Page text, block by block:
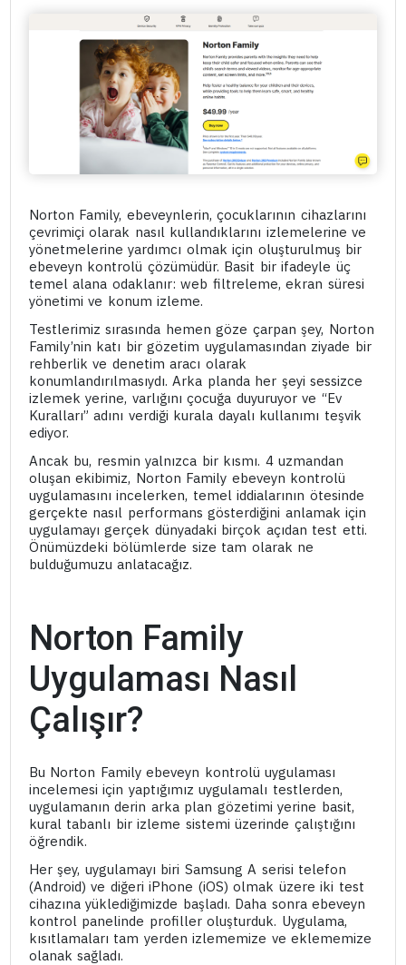
Norton Family, ebeveynlerin, çocuklarının cihazlarını
çevrimiçi olarak nasıl kullandıklarını izlemelerine ve
yönetmelerine yardımcı olmak için oluşturulmuş bir
ebeveyn kontrolü çözümüdür. Basit bir ifadeyle üç
temel alana odaklanır: web filtreleme, ekran süresi
yönetimi ve konum izleme.
Testlerimiz sırasında hemen göze çarpan şey, Norton
Family’nin katı bir gözetim uygulamasından ziyade bir
rehberlik ve denetim aracı olarak
konumlandırılmasıydı. Arka planda her şeyi sessizce
izlemek yerine, varlığını çocuğa duyuruyor ve “Ev
Kuralları” adını verdiği kurala dayalı kullanımı teşvik
ediyor.
Ancak bu, resmin yalnızca bir kısmı. 4 uzmandan
oluşan ekibimiz, Norton Family ebeveyn kontrolü
uygulamasını incelerken, temel iddialarının ötesinde
gerçekte nasıl performans gösterdiğini anlamak için
uygulamayı gerçek dünyadaki birçok açıdan test etti.
Önümüzdeki bölümlerde size tam olarak ne
bulduğumuzu anlatacağız.
Norton Family
Uygulaması Nasıl
Çalışır?
Bu Norton Family ebeveyn kontrolü uygulaması
incelemesi için yaptığımız uygulamalı testlerden,
uygulamanın derin arka plan gözetimi yerine basit,
kural tabanlı bir izleme sistemi üzerinde çalıştığını
öğrendik.
Her şey, uygulamayı biri Samsung A serisi telefon
(Android) ve diğeri iPhone (iOS) olmak üzere iki test
cihazına yüklediğimizde başladı. Daha sonra ebeveyn
kontrol panelinde profiller oluşturduk. Uygulama,
kısıtlamaları tam yerden izlememize ve eklememize
olanak sağladı.